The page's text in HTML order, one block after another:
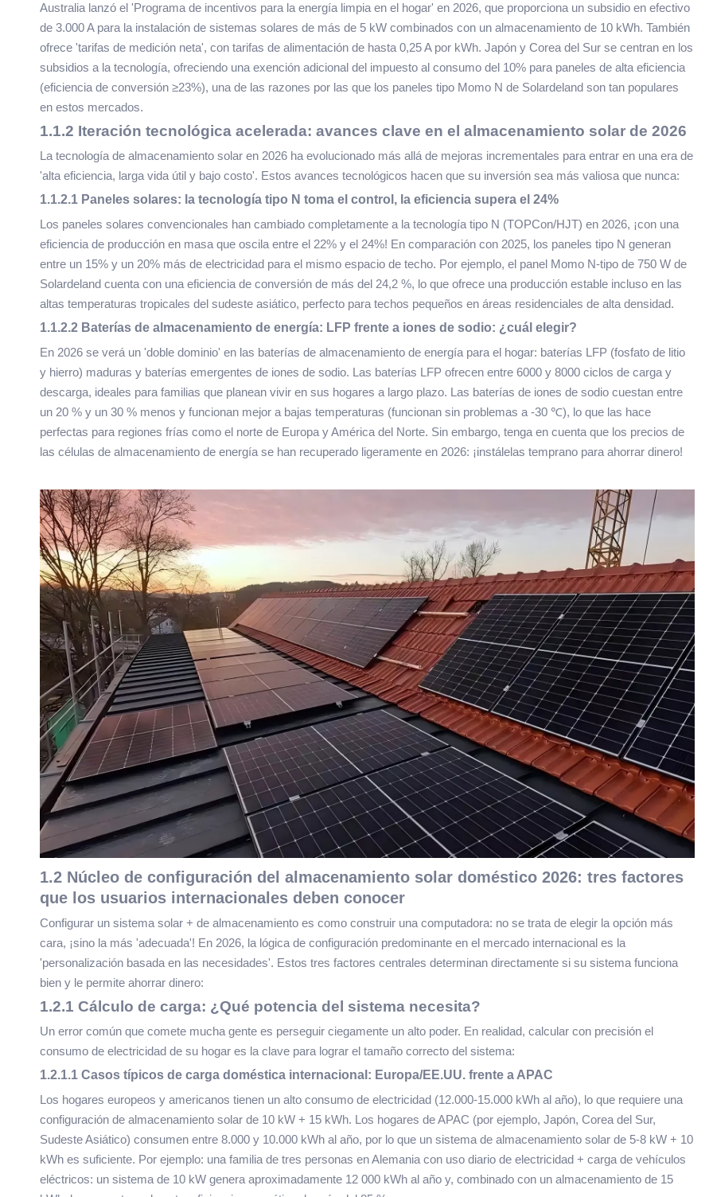
Australia lanzó el 'Programa de incentivos para la energía limpia en el hogar' en 2026, que proporciona un subsidio en efectivo
de 3.000 A para la instalación de sistemas solares de más de 5 kW combinados con un almacenamiento de 10 kWh. También
ofrece 'tarifas de medición neta', con tarifas de alimentación de hasta 0,25 A por kWh. Japón y Corea del Sur se centran en los
subsidios a la tecnología, ofreciendo una exención adicional del impuesto al consumo del 10% para paneles de alta eficiencia
(eficiencia de conversión ≥23%), una de las razones por las que los paneles tipo Momo N de Solardeland son tan populares
en estos mercados.
1.1.2 Iteración tecnológica acelerada: avances clave en el almacenamiento solar de 2026
La tecnología de almacenamiento solar en 2026 ha evolucionado más allá de mejoras incrementales para entrar en una era de
'alta eficiencia, larga vida útil y bajo costo'. Estos avances tecnológicos hacen que su inversión sea más valiosa que nunca:
1.1.2.1 Paneles solares: la tecnología tipo N toma el control, la eficiencia supera el 24%
Los paneles solares convencionales han cambiado completamente a la tecnología tipo N (TOPCon/HJT) en 2026, ¡con una
eficiencia de producción en masa que oscila entre el 22% y el 24%! En comparación con 2025, los paneles tipo N generan
entre un 15% y un 20% más de electricidad para el mismo espacio de techo. Por ejemplo, el panel Momo N-tipo de 750 W de
Solardeland cuenta con una eficiencia de conversión de más del 24,2 %, lo que ofrece una producción estable incluso en las
altas temperaturas tropicales del sudeste asiático, perfecto para techos pequeños en áreas residenciales de alta densidad.
1.1.2.2 Baterías de almacenamiento de energía: LFP frente a iones de sodio: ¿cuál elegir?
En 2026 se verá un 'doble dominio' en las baterías de almacenamiento de energía para el hogar: baterías LFP (fosfato de litio
y hierro) maduras y baterías emergentes de iones de sodio. Las baterías LFP ofrecen entre 6000 y 8000 ciclos de carga y
descarga, ideales para familias que planean vivir en sus hogares a largo plazo. Las baterías de iones de sodio cuestan entre
un 20 % y un 30 % menos y funcionan mejor a bajas temperaturas (funcionan sin problemas a -30 ℃), lo que las hace
perfectas para regiones frías como el norte de Europa y América del Norte. Sin embargo, tenga en cuenta que los precios de
las células de almacenamiento de energía se han recuperado ligeramente en 2026: ¡instálelas temprano para ahorrar dinero!
1.2 Núcleo de configuración del almacenamiento solar doméstico 2026: tres factores
que los usuarios internacionales deben conocer
Configurar un sistema solar + de almacenamiento es como construir una computadora: no se trata de elegir la opción más
cara, ¡sino la más 'adecuada'! En 2026, la lógica de configuración predominante en el mercado internacional es la
'personalización basada en las necesidades'. Estos tres factores centrales determinan directamente si su sistema funciona
bien y le permite ahorrar dinero:
1.2.1 Cálculo de carga: ¿Qué potencia del sistema necesita?
Un error común que comete mucha gente es perseguir ciegamente un alto poder. En realidad, calcular con precisión el
consumo de electricidad de su hogar es la clave para lograr el tamaño correcto del sistema:
1.2.1.1 Casos típicos de carga doméstica internacional: Europa/EE.UU. frente a APAC
Los hogares europeos y americanos tienen un alto consumo de electricidad (12.000-15.000 kWh al año), lo que requiere una
configuración de almacenamiento solar de 10 kW + 15 kWh. Los hogares de APAC (por ejemplo, Japón, Corea del Sur,
Sudeste Asiático) consumen entre 8.000 y 10.000 kWh al año, por lo que un sistema de almacenamiento solar de 5-8 kW + 10
kWh es suficiente. Por ejemplo: una familia de tres personas en Alemania con uso diario de electricidad + carga de vehículos
eléctricos: un sistema de 10 kW genera aproximadamente 12 000 kWh al año y, combinado con un almacenamiento de 15